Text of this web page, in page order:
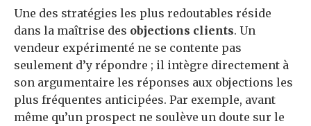
Une des stratégies les plus redoutables réside
dans la maîtrise des objections clients. Un
vendeur expérimenté ne se contente pas
seulement d’y répondre ; il intègre directement à
son argumentaire les réponses aux objections les
plus fréquentes anticipées. Par exemple, avant
même qu’un prospect ne soulève un doute sur le